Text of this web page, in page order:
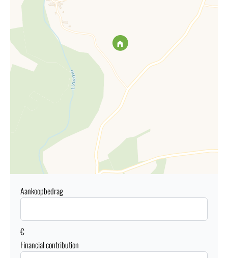
Aankoopbedrag
€
Financial contribution